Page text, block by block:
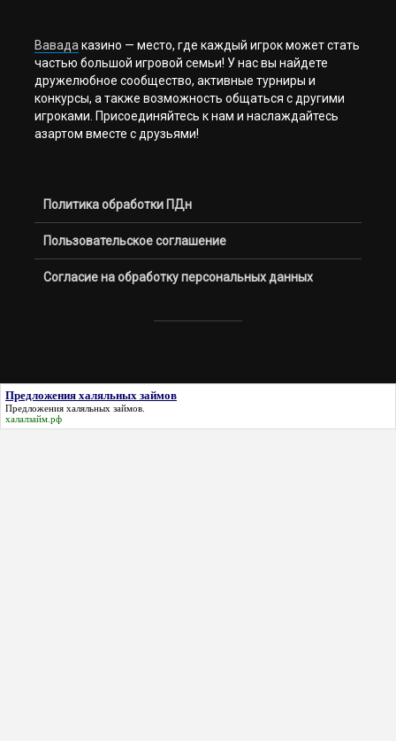
Вавада казино — место, где каждый игрок может стать
частью большой игровой семьи! У нас вы найдете
дружелюбное сообщество, активные турниры и
конкурсы, а также возможность общаться с другими
игроками. Присоединяйтесь к нам и наслаждайтесь
азартом вместе с друзьями!
Политика обработки ПДн
Пользовательское соглашение
Согласие на обработку персональных данных
Предложения халяльных займов
Предложения халяльных займов
халалзайм.рф